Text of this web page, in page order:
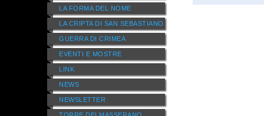
LA FORMA DEL NOME
LA CRIPTA DI SAN SEBASTIANO
GUERRA DI CRIMEA
EVENTI E MOSTRE
LINK
NEWS
NEWSLETTER